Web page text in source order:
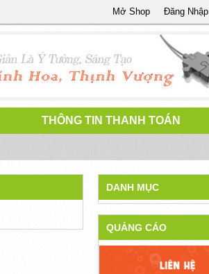
Đăng Nhập
Mở Shop
THÔNG TIN THANH TOÁN
DANH MỤC
QUẢNG CÁO